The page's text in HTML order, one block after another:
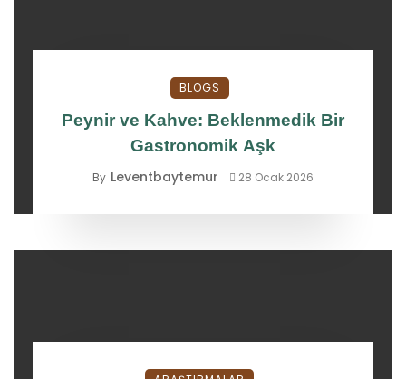
BLOGS
Peynir ve Kahve: Beklenmedik Bir
Gastronomik Aşk
By Leventbaytemur 28 Ocak 2026